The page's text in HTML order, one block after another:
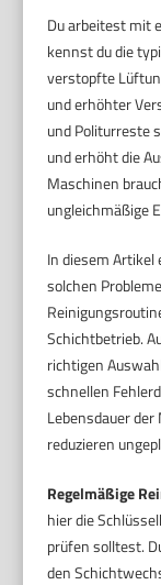
Du arbeitest mit
kennst du die
verstopfte
und erhöhter
und Politurreste
und erhöht die
Maschinen
ungleichmäßige
In diesem Artikel
solchen
Schichtbetrieb.
richtigen
schnellen
Lebensdauer
reduzieren
Regelmäßige
hier die
prüfen solltest.
den